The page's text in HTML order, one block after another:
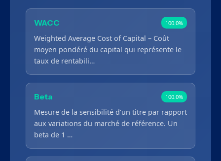
WACC 100.0%
Weighted Average Cost of Capital – Coût
moyen pondéré du capital qui représente le
taux de rentabili…
Beta 100.0%
Mesure de la sensibilité d’un titre par rapport
aux variations du marché de référence. Un
beta de 1 …